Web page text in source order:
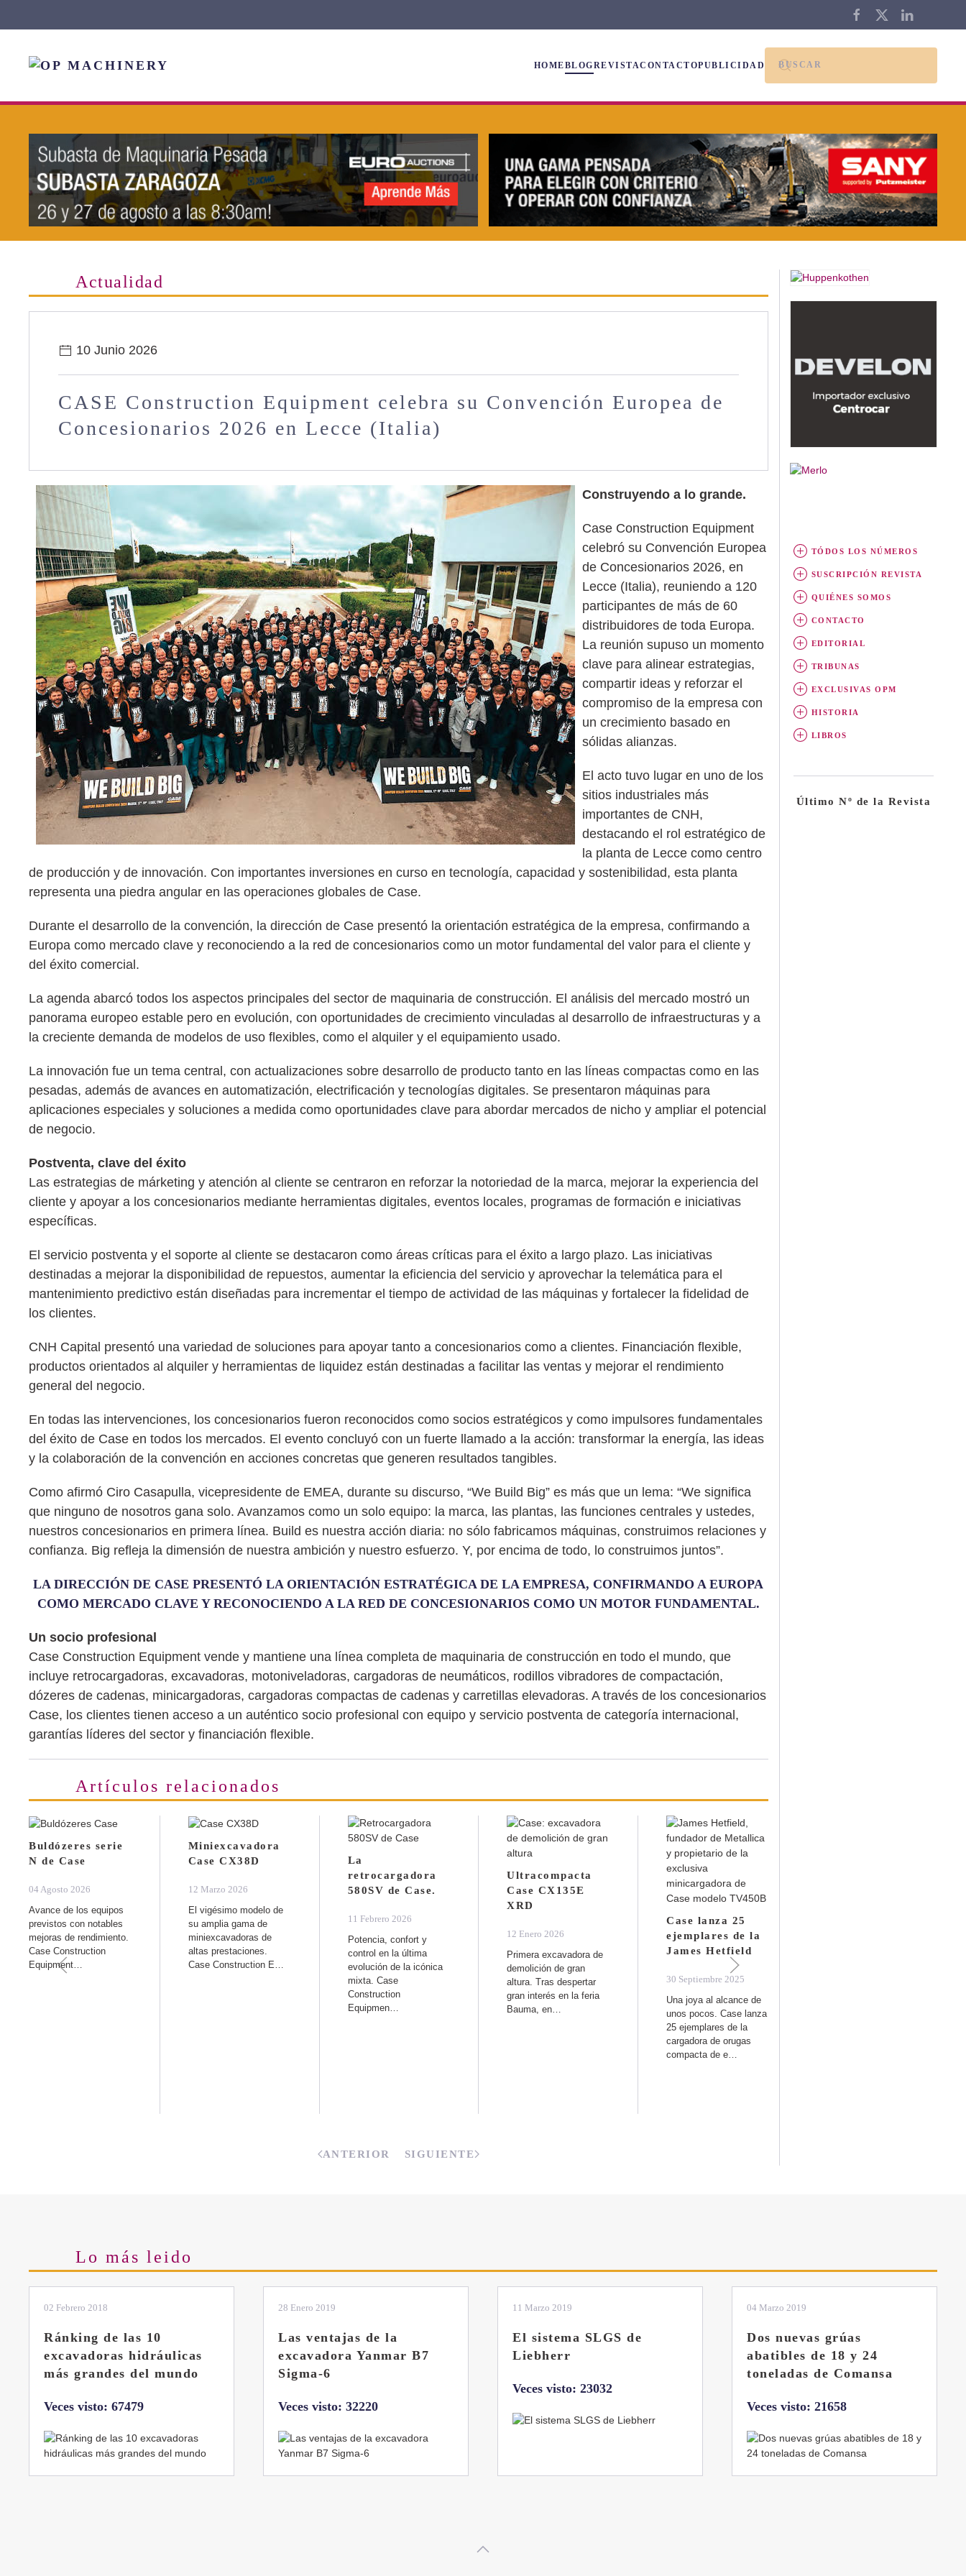
HOMEBLOGREVISTACONTACTOPUBLICIDAD
Actualidad
10 Junio 2026
CASE Construction Equipment celebra su Convención Europea de
Concesionarios 2026 en Lecce (Italia)
Construyendo a lo grande.
Case Construction Equipment
celebró su Convención Europea
de Concesionarios 2026, en
Lecce (Italia), reuniendo a 120
participantes de más de 60
distribuidores de toda Europa.
La reunión supuso un momento
clave para alinear estrategias,
compartir ideas y reforzar el
compromiso de la empresa con
un crecimiento basado en
sólidas alianzas.
El acto tuvo lugar en uno de los
sitios industriales más
importantes de CNH,
destacando el rol estratégico de
la planta de Lecce como centro
de producción y de innovación. Con importantes inversiones en curso en tecnología, capacidad y sostenibilidad, esta planta
representa una piedra angular en las operaciones globales de Case.
Durante el desarrollo de la convención, la dirección de Case presentó la orientación estratégica de la empresa, confirmando a
Europa como mercado clave y reconociendo a la red de concesionarios como un motor fundamental del valor para el cliente y
del éxito comercial.
La agenda abarcó todos los aspectos principales del sector de maquinaria de construcción. El análisis del mercado mostró un
panorama europeo estable pero en evolución, con oportunidades de crecimiento vinculadas al desarrollo de infraestructuras y a
la creciente demanda de modelos de uso flexibles, como el alquiler y el equipamiento usado.
La innovación fue un tema central, con actualizaciones sobre desarrollo de producto tanto en las líneas compactas como en las
pesadas, además de avances en automatización, electrificación y tecnologías digitales. Se presentaron máquinas para
aplicaciones especiales y soluciones a medida como oportunidades clave para abordar mercados de nicho y ampliar el potencial
de negocio.
Postventa, clave del éxito
Las estrategias de márketing y atención al cliente se centraron en reforzar la notoriedad de la marca, mejorar la experiencia del
cliente y apoyar a los concesionarios mediante herramientas digitales, eventos locales, programas de formación e iniciativas
específicas.
El servicio postventa y el soporte al cliente se destacaron como áreas críticas para el éxito a largo plazo. Las iniciativas
destinadas a mejorar la disponibilidad de repuestos, aumentar la eficiencia del servicio y aprovechar la telemática para el
mantenimiento predictivo están diseñadas para incrementar el tiempo de actividad de las máquinas y fortalecer la fidelidad de
los clientes.
CNH Capital presentó una variedad de soluciones para apoyar tanto a concesionarios como a clientes. Financiación flexible,
productos orientados al alquiler y herramientas de liquidez están destinadas a facilitar las ventas y mejorar el rendimiento
general del negocio.
En todas las intervenciones, los concesionarios fueron reconocidos como socios estratégicos y como impulsores fundamentales
del éxito de Case en todos los mercados. El evento concluyó con un fuerte llamado a la acción: transformar la energía, las ideas
y la colaboración de la convención en acciones concretas que generen resultados tangibles.
Como afirmó Ciro Casapulla, vicepresidente de EMEA, durante su discurso, “We Build Big” es más que un lema: “We significa
que ninguno de nosotros gana solo. Avanzamos como un solo equipo: la marca, las plantas, las funciones centrales y ustedes,
nuestros concesionarios en primera línea. Build es nuestra acción diaria: no sólo fabricamos máquinas, construimos relaciones y
confianza. Big refleja la dimensión de nuestra ambición y nuestro esfuerzo. Y, por encima de todo, lo construimos juntos”.
LA DIRECCIÓN DE CASE PRESENTÓ LA ORIENTACIÓN ESTRATÉGICA DE LA EMPRESA, CONFIRMANDO A EUROPA
COMO MERCADO CLAVE Y RECONOCIENDO A LA RED DE CONCESIONARIOS COMO UN MOTOR FUNDAMENTAL.
Un socio profesional
Case Construction Equipment vende y mantiene una línea completa de maquinaria de construcción en todo el mundo, que
incluye retrocargadoras, excavadoras, motoniveladoras, cargadoras de neumáticos, rodillos vibradores de compactación,
dózeres de cadenas, minicargadoras, cargadoras compactas de cadenas y carretillas elevadoras. A través de los concesionarios
Case, los clientes tienen acceso a un auténtico socio profesional con equipo y servicio postventa de categoría internacional,
garantías líderes del sector y financiación flexible.
Artículos relacionados
Buldózeres serie
N de Case
04 Agosto 2026
Avance de los equipos
previstos con notables
mejoras de rendimiento.
Case Construction
Equipment…
Miniexcavadora
Case CX38D
12 Marzo 2026
El vigésimo modelo de
su amplia gama de
miniexcavadoras de
altas prestaciones.
Case Construction E…
La
retrocargadora
580SV de Case.
11 Febrero 2026
Potencia, confort y
control en la última
evolución de la icónica
mixta. Case
Construction
Equipmen…
Ultracompacta
Case CX135E
XRD
12 Enero 2026
Primera excavadora de
demolición de gran
altura. Tras despertar
gran interés en la feria
Bauma, en…
Case lanza 25
ejemplares de la
James Hetfield
30 Septiembre 2025
Una joya al alcance de
unos pocos. Case lanza
25 ejemplares de la
cargadora de orugas
compacta de e…
ANTERIOR SIGUIENTE
TÓDOS LOS NÚMEROS
SUSCRIPCIÓN REVISTA
QUIÉNES SOMOS
CONTACTO
EDITORIAL
TRIBUNAS
EXCLUSIVAS OPM
HISTORIA
LIBROS
Último Nº de la Revista
Lo más leido
02 Febrero 2018
Ránking de las 10
excavadoras hidráulicas
más grandes del mundo
Veces visto: 67479
28 Enero 2019
Las ventajas de la
excavadora Yanmar B7
Sigma-6
Veces visto: 32220
11 Marzo 2019
El sistema SLGS de
Liebherr
Veces visto: 23032
04 Marzo 2019
Dos nuevas grúas
abatibles de 18 y 24
toneladas de Comansa
Veces visto: 21658